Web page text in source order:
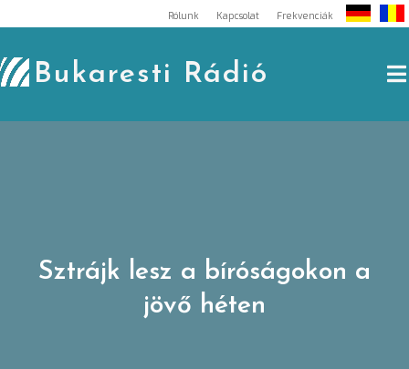
to
content
Rólunk Kapcsolat Frekvenciák
Bukaresti Rádió
Sztrájk lesz a bíróságokon a
jövő héten